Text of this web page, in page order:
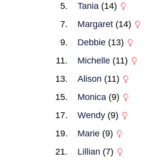
Tania (14)
Margaret (14)
Debbie (13)
Michelle (11)
Alison (11)
Monica (9)
Wendy (9)
Marie (9)
Lillian (7)